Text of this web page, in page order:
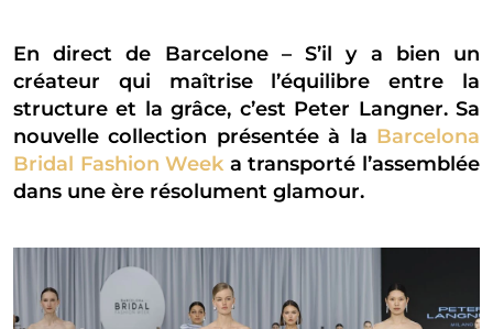
En direct de Barcelone – S’il y a bien un
créateur qui maîtrise l’équilibre entre la
structure et la grâce, c’est Peter Langner. Sa
nouvelle collection présentée à la Barcelona
Bridal Fashion Week a transporté l’assemblée
dans une ère résolument glamour.